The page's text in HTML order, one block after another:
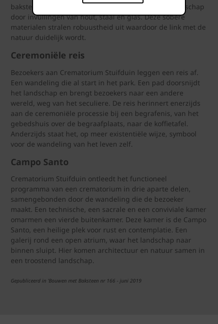
baksteen, slechts plaatselijk gescheiden van het landschap
door invullingen van hout, staal en glas. Deze sobere
materialen stralen robuustheid uit waardoor de link met de
natuur duidelijk wordt.
Ceremoniële reis
Bezoekers aan Crematorium Stuifduin leggen een reis af.
Een wandeling die al start in het park. Een pad doorsnijdt
het landschap en brengt bezoekers naar een andere
wereld, weg van het seculiere. De reis herinnert enerzijds
aan de ceremoniële processie bij een begrafenis, van het
gebedshuis over de begraafplaats, naar de koffietafel.
Anderzijds staat het, op meer existentiële wijze, symbool
voor de wandeling van het leven zelf.
Campo Santo
Crematorium Stuifduin ontleedt het functioneel
programma van een crematorium in drie aparte delen,
samengebonden door de wandeling die de bezoeker
maakt. Een technische, een sacrale en een conviviale kamer
omarmen een vierde buitenkamer. Deze kamer is de Campo
Santo, een heilige plek voor rust en contemplatie. Een
galerij rond een open atrium, waar het landschap naar
binnen sluipt. Hier komen architectuur en natuur samen in
een troostend landschap.
Gepubliceerd in 'Bouwen met Baksteen nr 166 - juni 2019